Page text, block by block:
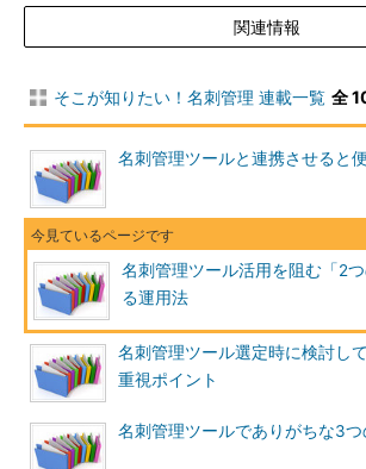
関連情報
そこが知りたい！名刺管理 連載一覧 全
名刺管理ツールと連携させると
名刺管理ツール活用を阻む「2
る運用法
名刺管理ツール選定時に検討し
重視ポイント
名刺管理ツールでありがちな3つ